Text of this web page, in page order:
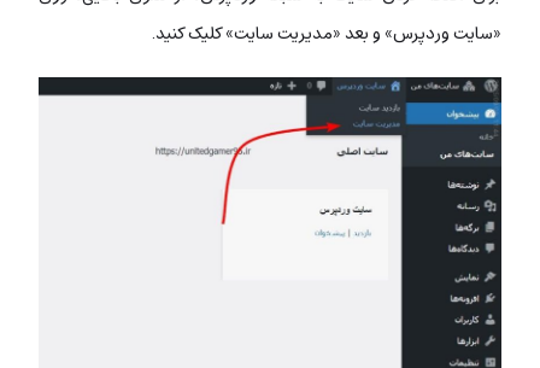
«سایت وردپرس» و بعد «مدیریت سایت» کلیک کنید.